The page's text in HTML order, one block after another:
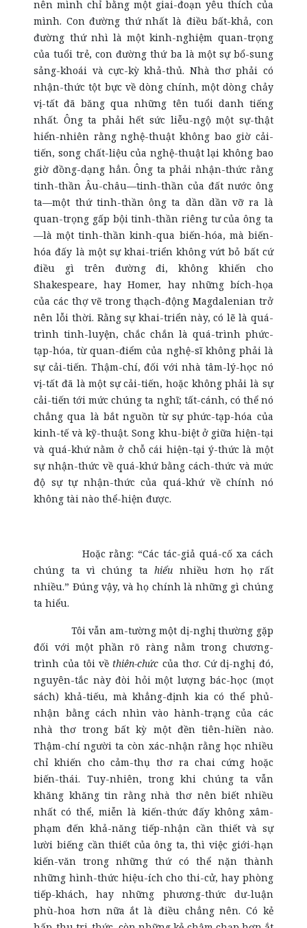
nên mình chỉ bằng một giai-đoạn yêu thích của
mình. Con đường thứ nhất là điều bất-khả, con
đường thứ nhì là một kinh-nghiệm quan-trọng
của tuổi trẻ, con đường thứ ba là một sự bổ-sung
sảng-khoái và cực-kỳ khả-thủ. Nhà thơ phải có
nhận-thức tột bực về dòng chính, một dòng chảy
vị-tất đã băng qua những tên tuổi danh tiếng
nhất. Ông ta phải hết sức liễu-ngộ một sự-thật
hiển-nhiên rằng nghệ-thuật không bao giờ cải-
tiến, song chất-liệu của nghệ-thuật lại không bao
giờ đồng-dạng hẳn. Ông ta phải nhận-thức rằng
tinh-thần Âu-châu—tinh-thần của đất nước ông
ta—một thứ tinh-thần ông ta dần dần vỡ ra là
quan-trọng gấp bội tinh-thần riêng tư của ông ta
—là một tinh-thần kinh-qua biến-hóa, mà biến-
hóa đấy là một sự khai-triển không vứt bỏ bất cứ
điều gì trên đường đi, không khiến cho
Shakespeare, hay Homer, hay những bích-họa
của các thợ vẽ trong thạch-động Magdalenian trở
nên lỗi thời. Rằng sự khai-triển này, có lẽ là quá-
trình tinh-luyện, chắc chắn là quá-trình phức-
tạp-hóa, từ quan-điểm của nghệ-sĩ không phải là
sự cải-tiến. Thậm-chí, đối với nhà tâm-lý-học nó
vị-tất đã là một sự cải-tiến, hoặc không phải là sự
cải-tiến tới mức chúng ta nghĩ; tất-cánh, có thể nó
chẳng qua là bắt nguồn từ sự phức-tạp-hóa của
kinh-tế và kỹ-thuật. Song khu-biệt ở giữa hiện-tại
và quá-khứ nằm ở chỗ cái hiện-tại ý-thức là một
sự nhận-thức về quá-khứ bằng cách-thức và mức
độ sự tự nhận-thức của quá-khứ về chính nó
không tài nào thể-hiện được.
Hoặc rằng: “Các tác-giả quá-cố xa cách
chúng ta vì chúng tahiểu nhiều hơn họ rất
nhiều.” Đúng vậy, và họ chính là những gì chúng
ta hiểu.
Tôi vẫn am-tường một dị-nghị thường gặp
đối với một phần rõ ràng nằm trong chương-
trình của tôi về thiên-chức của thơ. Cứ dị-nghị đó,
nguyên-tắc này đòi hỏi một lượng bác-học (mọt
sách) khả-tiếu, mà khẳng-định kia có thể phủ-
nhận bằng cách nhìn vào hành-trạng của các
nhà thơ trong bất kỳ một đền tiên-hiền nào.
Thậm-chí người ta còn xác-nhận rằng học nhiều
chỉ khiến cho cảm-thụ thơ ra chai cứng hoặc
biến-thái. Tuy-nhiên, trong khi chúng ta vẫn
khăng khăng tin rằng nhà thơ nên biết nhiều
nhất có thể, miễn là kiến-thức đấy không xâm-
phạm đến khả-năng tiếp-nhận cần thiết và sự
lười biếng cần thiết của ông ta, thì việc giới-hạn
kiến-văn trong những thứ có thể nặn thành
những hình-thức hiệu-ích cho thi-cử, hay phòng
tiếp-khách, hay những phương-thức dư-luận
phù-hoa hơn nữa ắt là điều chẳng nên. Có kẻ